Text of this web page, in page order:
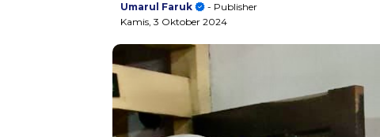
Umarul Faruk
- Publisher
Kamis, 3 Oktober 2024